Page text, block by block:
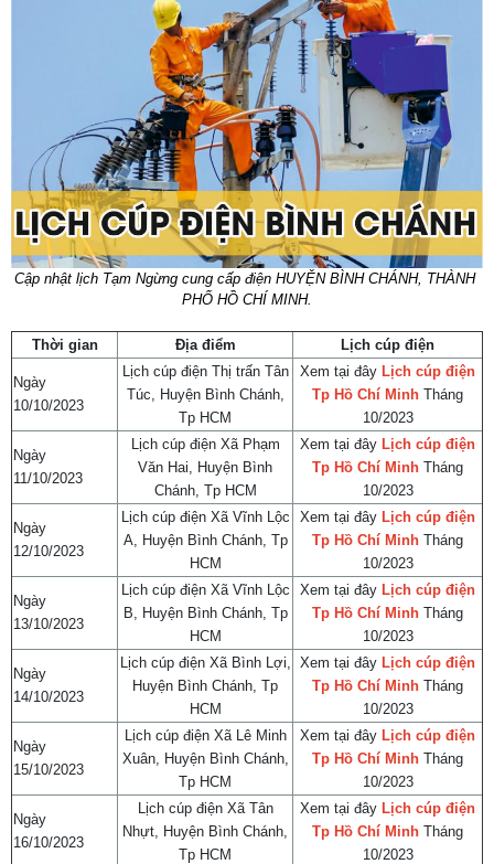
Cập nhật lịch Tạm Ngừng cung cấp điện HUYỆN BÌNH CHÁNH, THÀNH
PHỐ HỒ CHÍ MINH.
Thời gian Địa điểm Lịch cúp điện
Ngày
10/10/2023
Lịch cúp điện Thị trấn Tân
Túc, Huyện Bình Chánh,
Tp HCM
Xem tại đây Lịch cúp điện
Tp Hồ Chí Minh Tháng
10/2023
Ngày
11/10/2023
Lịch cúp điện Xã Phạm
Văn Hai, Huyện Bình
Chánh, Tp HCM
Xem tại đây Lịch cúp điện
Tp Hồ Chí Minh Tháng
10/2023
Ngày
12/10/2023
Lịch cúp điện Xã Vĩnh Lộc
A, Huyện Bình Chánh, Tp
HCM
Xem tại đây Lịch cúp điện
Tp Hồ Chí Minh Tháng
10/2023
Ngày
13/10/2023
Lịch cúp điện Xã Vĩnh Lộc
B, Huyện Bình Chánh, Tp
HCM
Xem tại đây Lịch cúp điện
Tp Hồ Chí Minh Tháng
10/2023
Ngày
14/10/2023
Lịch cúp điện Xã Bình Lợi,
Huyện Bình Chánh, Tp
HCM
Xem tại đây Lịch cúp điện
Tp Hồ Chí Minh Tháng
10/2023
Ngày
15/10/2023
Lịch cúp điện Xã Lê Minh
Xuân, Huyện Bình Chánh,
Tp HCM
Xem tại đây Lịch cúp điện
Tp Hồ Chí Minh Tháng
10/2023
Ngày
16/10/2023
Lịch cúp điện Xã Tân
Nhựt, Huyện Bình Chánh,
Tp HCM
Xem tại đây Lịch cúp điện
Tp Hồ Chí Minh Tháng
10/2023